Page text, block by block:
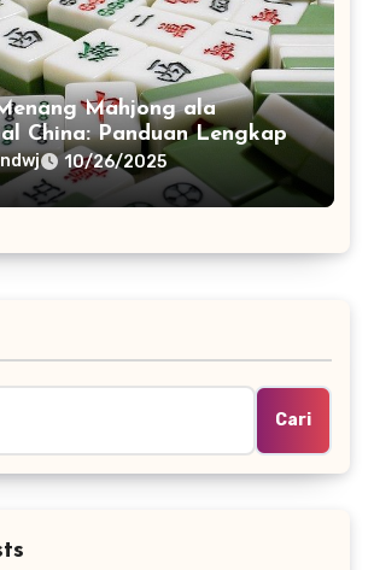
Mahjong ala
China: Panduan Lengkap
10/26/2025
Cari